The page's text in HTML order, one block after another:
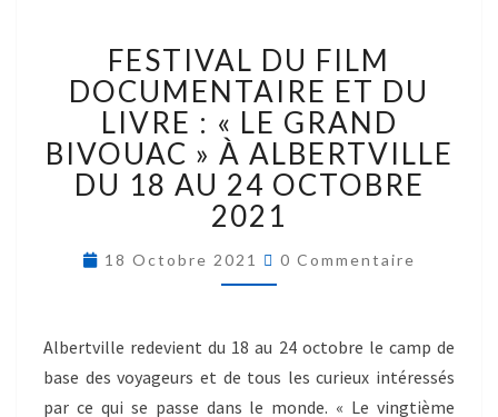
FESTIVAL DU FILM
DOCUMENTAIRE ET DU
LIVRE : « LE GRAND
BIVOUAC » À ALBERTVILLE
DU 18 AU 24 OCTOBRE
2021
18 Octobre 2021 0 Commentaire
Albertville redevient du 18 au 24 octobre le camp de
base des voyageurs et de tous les curieux intéressés
par ce qui se passe dans le monde. « Le vingtième